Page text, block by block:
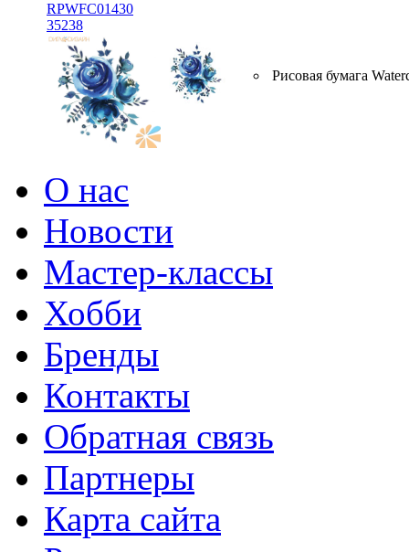
RPWFC01430
35238
Рисовая бумага
О нас
Новости
Мастер-классы
Хобби
Бренды
Контакты
Обратная связь
Партнеры
Карта сайта